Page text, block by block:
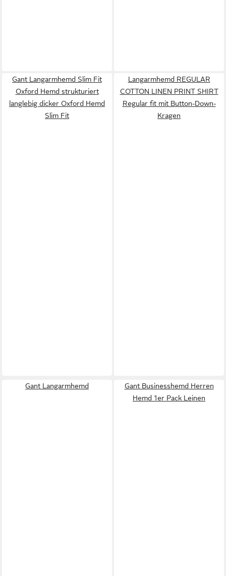
Gant Langarmhemd Slim Fit
Oxford Hemd strukturiert
langlebig dicker Oxford Hemd
Slim Fit
Langarmhemd REGULAR
COTTON LINEN PRINT SHIRT
Regular fit mit Button-Down-
Kragen
Gant Langarmhemd
Gant Businesshemd Herren
Hemd 1er Pack Leinen